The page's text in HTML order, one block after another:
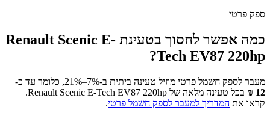
ספק פרטי
כמה אפשר לחסוך בטעינת Renault Scenic E-
Tech EV87 220hp
?
מעבר לספק חשמל פרטי מוזיל טעינה ביתית ב-7%–21%, כלומר עד כ-
12
₪ בכל טעינה מלאה של Renault Scenic E-Tech EV87 220hp
.
קראו את המדריך למעבר לספק חשמל פרטי.